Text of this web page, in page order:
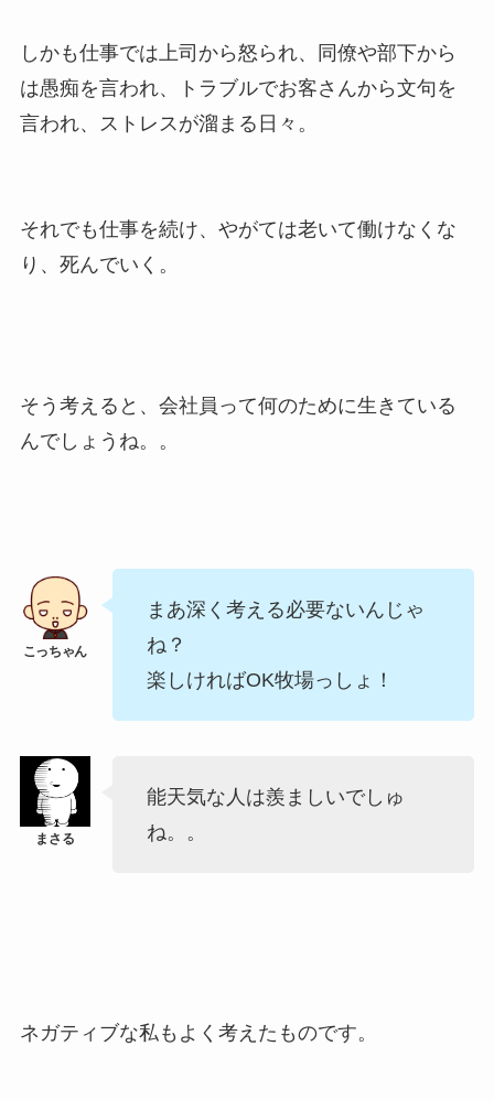
しかも仕事では上司から怒られ、同僚や部下から
は愚痴を言われ、トラブルでお客さんから文句を
言われ、ストレスが溜まる日々。
それでも仕事を続け、やがては老いて働けなくな
り、死んでいく。
そう考えると、会社員って何のために生きている
んでしょうね。。
まあ深く考える必要ないんじゃ
ね？
楽しければOK牧場っしょ！
能天気な人は羨ましいでしゅ
ね。。
ネガティブな私もよく考えたものです。